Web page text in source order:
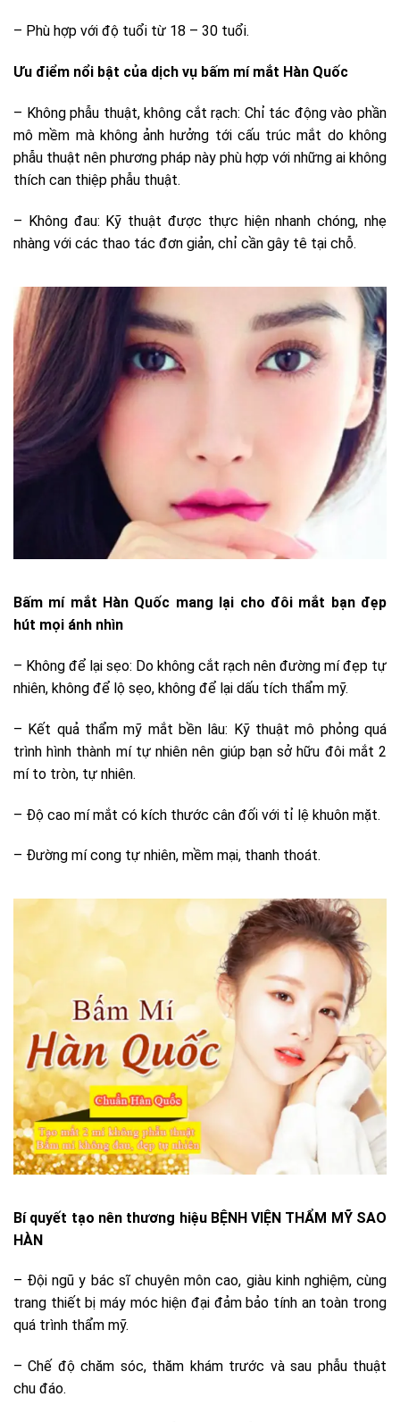
– Phù hợp với độ tuổi từ 18 – 30 tuổi.
Ưu điểm nổi bật của dịch vụ bấm mí mắt Hàn Quốc
– Không phẫu thuật, không cắt rạch: Chỉ tác động vào phần
mô mềm mà không ảnh hưởng tới cấu trúc mắt do không
phẫu thuật nên phương pháp này phù hợp với những ai không
thích can thiệp phẫu thuật.
– Không đau: Kỹ thuật được thực hiện nhanh chóng, nhẹ
nhàng với các thao tác đơn giản, chỉ cần gây tê tại chỗ.
Bấm mí mắt Hàn Quốc mang lại cho đôi mắt bạn đẹp
hút mọi ánh nhìn
– Không để lại sẹo: Do không cắt rạch nên đường mí đẹp tự
nhiên, không để lộ sẹo, không để lại dấu tích thẩm mỹ.
– Kết quả thẩm mỹ mắt bền lâu: Kỹ thuật mô phỏng quá
trình hình thành mí tự nhiên nên giúp bạn sở hữu đôi mắt 2
mí to tròn, tự nhiên.
– Độ cao mí mắt có kích thước cân đối với tỉ lệ khuôn mặt.
– Đường mí cong tự nhiên, mềm mại, thanh thoát.
Bí quyết tạo nên thương hiệu BỆNH VIỆN THẨM MỸ SAO
HÀN
– Đội ngũ y bác sĩ chuyên môn cao, giàu kinh nghiệm, cùng
trang thiết bị máy móc hiện đại đảm bảo tính an toàn trong
quá trình thẩm mỹ.
– Chế độ chăm sóc, thăm khám trước và sau phẫu thuật
chu đáo.